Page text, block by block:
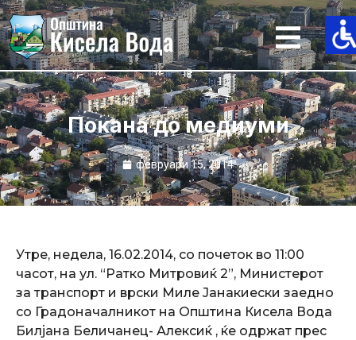
Skip
to
content
Покана до медиуми
февруари 15, 2014
Утре, недела, 16.02.2014, со почеток во 11:00
часот, на ул. “Ратко Митровиќ 2”, Mинистерот
за транспорт и врски Миле Јанакиески заедно
со Градоначалникот на Општина Кисела Вода
Билјана Беличанец- Алексиќ , ќе одржат прес